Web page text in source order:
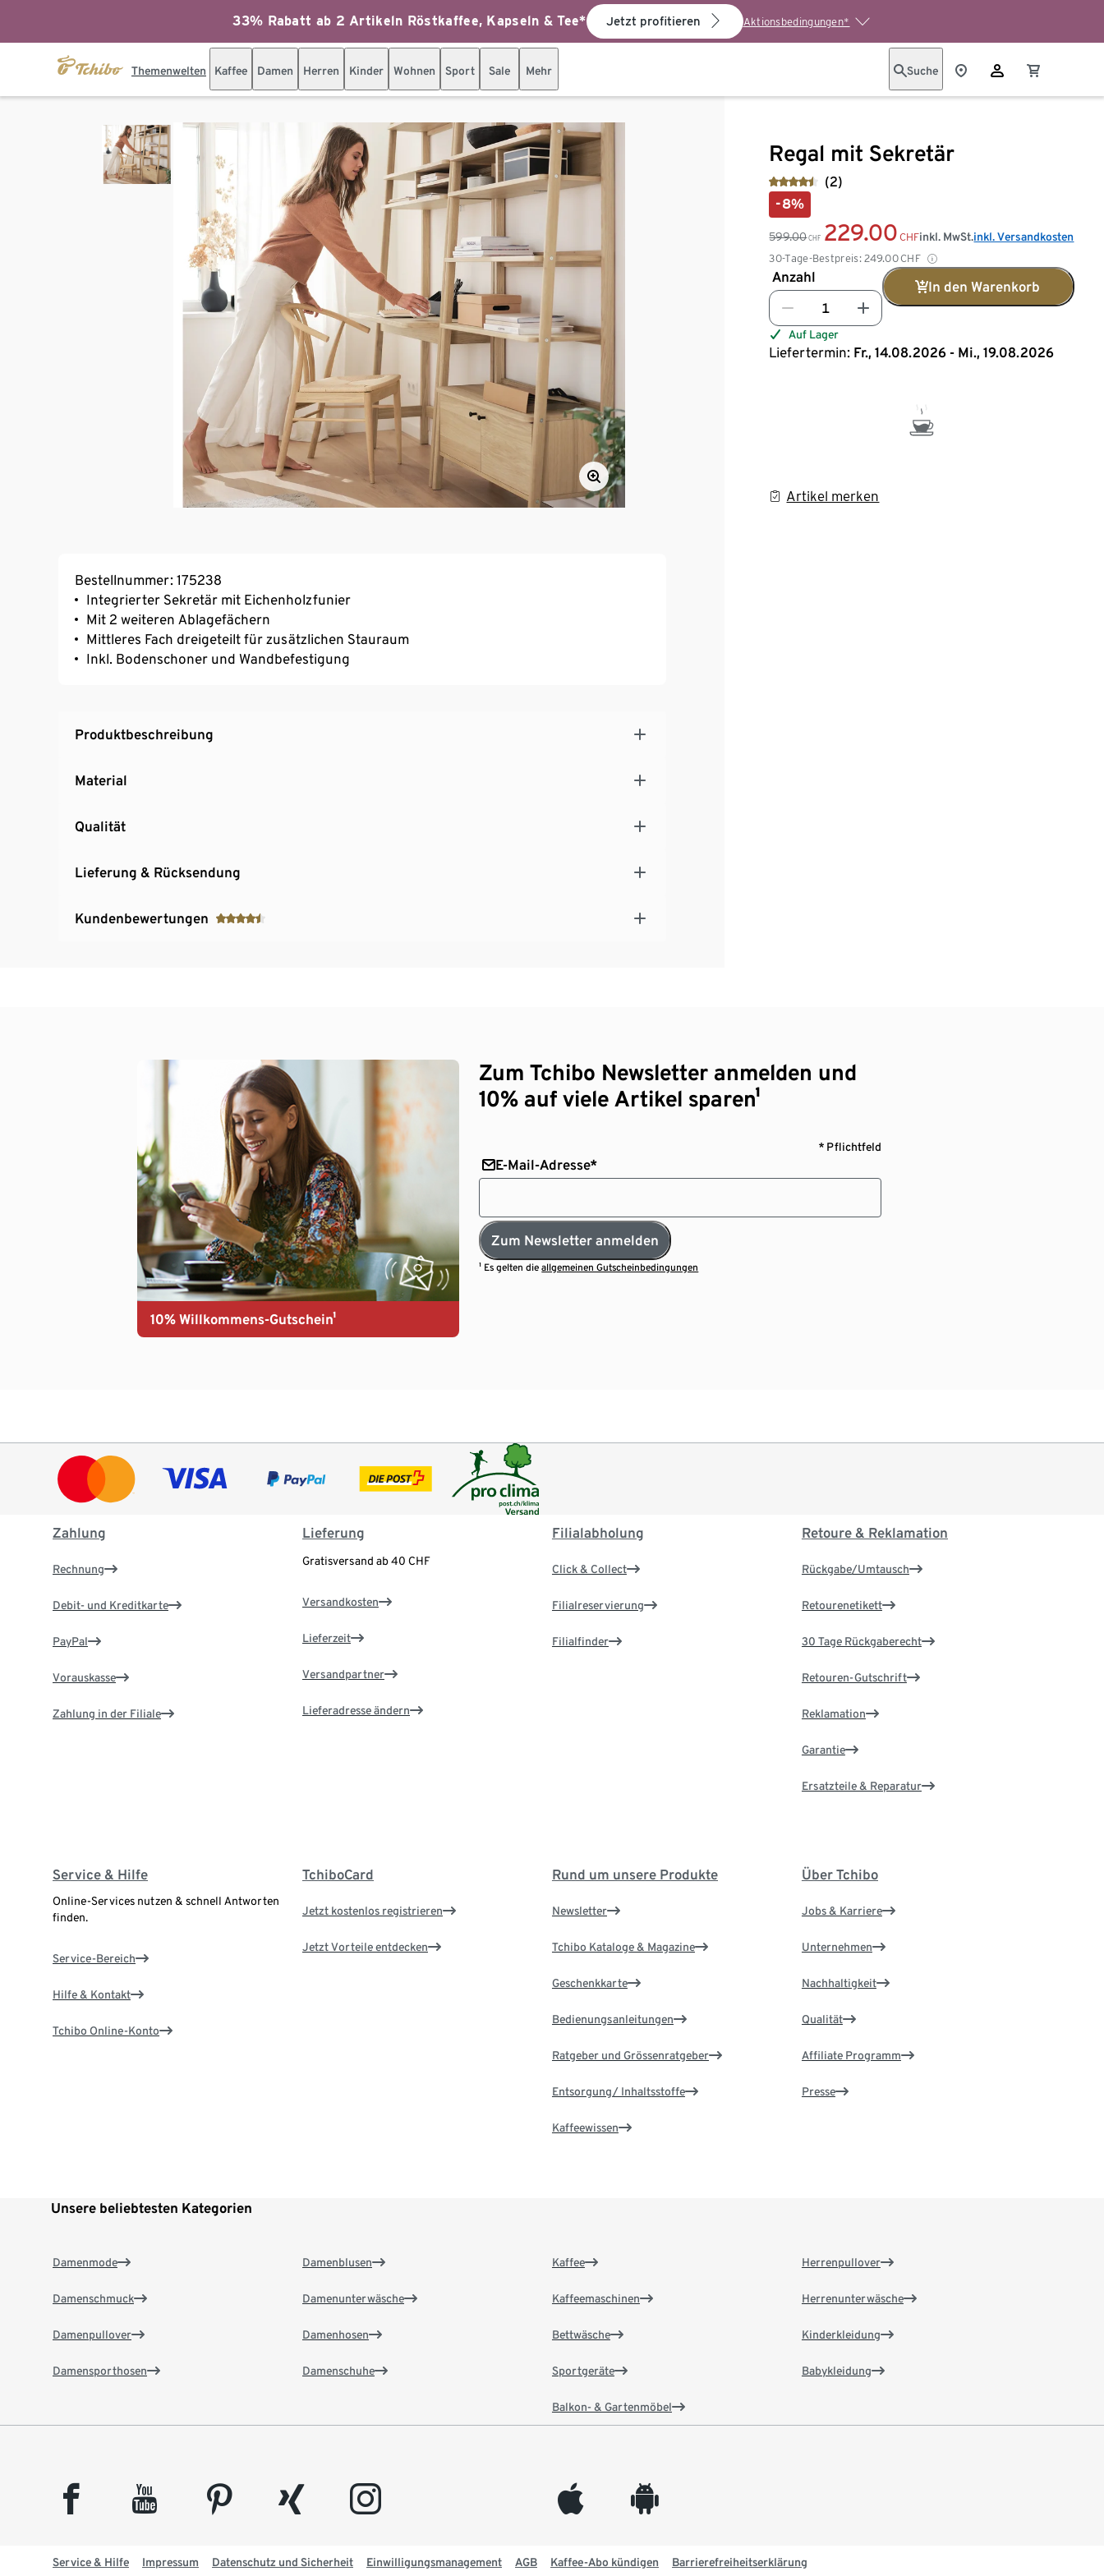
33% Rabatt ab 2 Artikeln Röstkaffee, Kapseln & Tee* Jetzt profitieren Aktionsbedingungen*
Themenwelten Kaffee Damen Herren Kinder Wohnen Sport Sale Mehr Suche
Regal mit Sekretär
(2)
-8%
599.00 CHF 229.00 CHF
30-Tage-Bestpreis: 249.00CHF
inkl. MwSt.inkl. Versandkosten
Anzahl
In den Warenkorb
Auf Lager
Liefertermin: Fr., 14.08.2026 - Mi., 19.08.2026
Artikel merken
Bestellnummer: 175238
Integrierter Sekretär mit Eichenholzfunier
Mit 2 weiteren Ablagefächern
Mittleres Fach dreigeteilt für zusätzlichen Stauraum
Inkl. Bodenschoner und Wandbefestigung
Produktbeschreibung
Material
Qualität
Lieferung & Rücksendung
Kundenbewertungen
10% Willkommens-Gutschein¹
Zum Tchibo Newsletter anmelden und
10% auf viele Artikel sparen¹
* Pflichtfeld
E-Mail-Adresse*
Zum Newsletter anmelden
¹ Es gelten dieallgemeinen Gutscheinbedingungen
Zahlung
Rechnung
Debit- und Kreditkarte
PayPal
Vorauskasse
Zahlung in der Filiale
Lieferung
Gratisversand ab 40 CHF
Versandkosten
Lieferzeit
Versandpartner
Lieferadresse ändern
Filialabholung
Click & Collect
Filialreservierung
Filialfinder
Retoure & Reklamation
Rückgabe/Umtausch
Retourenetikett
30 Tage Rückgaberecht
Retouren-Gutschrift
Reklamation
Garantie
Ersatzteile & Reparatur
Service & Hilfe
Online-Services nutzen & schnell Antworten
finden.
Service-Bereich
Hilfe & Kontakt
Tchibo Online-Konto
TchiboCard
Jetzt kostenlos registrieren
Jetzt Vorteile entdecken
Rund um unsere Produkte
Newsletter
Tchibo Kataloge & Magazine
Geschenkkarte
Bedienungsanleitungen
Ratgeber und Grössenratgeber
Entsorgung/ Inhaltsstoffe
Kaffeewissen
Über Tchibo
Jobs & Karriere
Unternehmen
Nachhaltigkeit
Qualität
Affiliate Programm
Presse
Unsere beliebtesten Kategorien
Damenmode
Damenschmuck
Damenpullover
Damensporthosen
Damenblusen
Damenunterwäsche
Damenhosen
Damenschuhe
Kaffee
Kaffeemaschinen
Bettwäsche
Sportgeräte
Balkon- & Gartenmöbel
Herrenpullover
Herrenunterwäsche
Kinderkleidung
Babykleidung
facebook youtube pinterest xing instagram appleinc android
Service & Hilfe Impressum Datenschutz und Sicherheit Einwilligungsmanagement AGB Kaffee-Abo kündigen Barrierefreiheitserklärung